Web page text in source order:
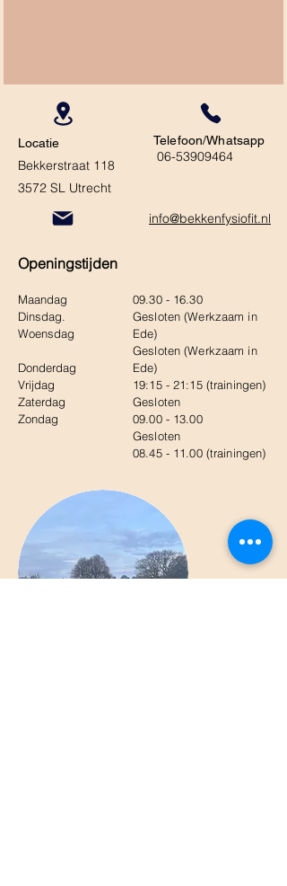
Locatie
Bekkerstraat 118
3572 SL Utrecht
Telefoon/Whatsapp
06-53909464
info@bekkenfysiofit.nl
Openingstijden
Maandag
Dinsdag.
Woensdag
Donderdag
Vrijdag
Zaterdag
Zondag
09.30 - 16.30
Gesloten (Werkzaam in
Ede)
Gesloten (Werkzaam in
Ede)
19:15 - 21:15 (trainingen)
Gesloten
09.00 - 13.00
Gesloten
08.45 - 11.00(trainingen)